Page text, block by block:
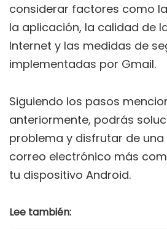
considerar factores como
la aplicación, la calidad de
Internet y las medidas de
implementadas por Gmail.
Siguiendo los pasos
anteriormente, podrás
problema y disfrutar de
correo electrónico más
tu dispositivo Android.
Lee también: